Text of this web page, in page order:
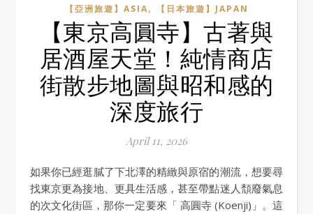
【亞洲旅遊】ASIA, 【日本旅遊】JAPAN
【東京高圓寺】古著與
居酒屋天堂！純情商店
街散步地圖與昭和感的
深度旅行
April 11, 2026
如果你已經逛膩了下北澤的精緻與原宿的潮流，想要尋
找東京更為接地、更具生活感，甚至帶點迷人頹廢氣息
的次文化街區，那你一定要來「 高圓寺 (Koenji)」。這